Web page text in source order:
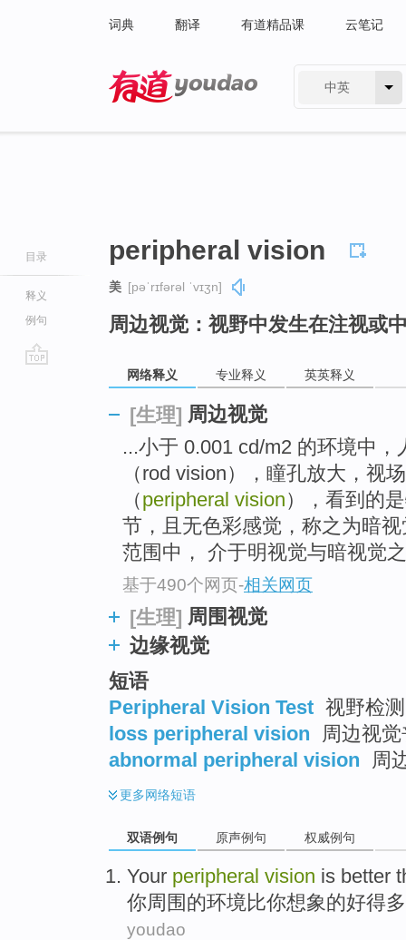
词典 翻译 有道精品课 云笔记
中英
目录
释义
例句
peripheral vision
美 [pəˈrɪfərəl ˈvɪʒn]
周边视觉：视野中发生在注视或
网络释义 专业释义 英英释义
[生理] 周边视觉
...小于 0.001 cd/m2 的环境中
（rod vision），瞳孔放大，视
（peripheral vision），看到的
节，且无色彩感觉，称之为暗
范围中， 介于明视觉与暗视觉
基于490个网页-相关网页
[生理] 周围视觉
边缘视觉
短语
Peripheral Vision Test 视野检测
loss peripheral vision
周边视
abnormal peripheral vision
周
更多网络短语
双语例句 原声例句 权威例句
Your peripheral vision is better
你周围 的环境比你想象的好得
youdao